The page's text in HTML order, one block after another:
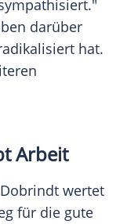
darüber
hat.
Arbeit
wertet
für die gute